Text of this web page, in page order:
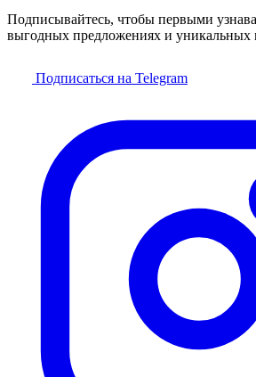
Подписывайтесь, чтобы первыми
выгодных предложениях и уникальных
Подписаться на Telegram